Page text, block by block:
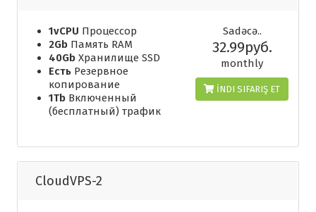
1vCPU Процессор
2Gb Память RAM
40Gb Хранилище SSD
Есть Резервное
копирование
1Tb Включенный
(бесплатный) трафик
Sadəcə..
32.99руб.
monthly
İNDI SIFARIŞ ET
CloudVPS-2